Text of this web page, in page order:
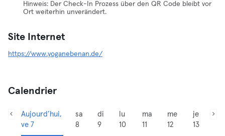
Hinweis: Der Check-In Prozess über den QR Code bleibt vor
Ort weiterhin unverändert.
Site Internet
https://www.yoganebenan.de/
Calendrier
Aujourd’hui,
ve 7
sa
8
di
9
lu
10
ma
11
me
12
je
13